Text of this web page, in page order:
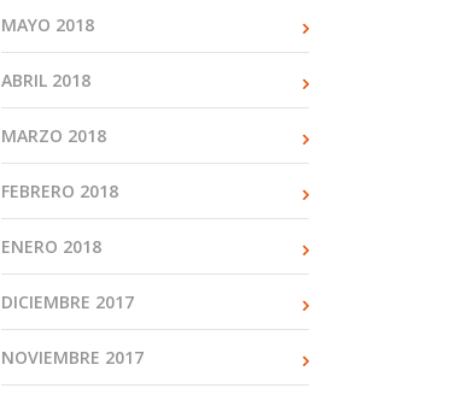
MAYO 2018
ABRIL 2018
MARZO 2018
FEBRERO 2018
ENERO 2018
DICIEMBRE 2017
NOVIEMBRE 2017